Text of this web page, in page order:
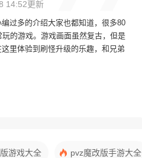
14:52更新
过多的介绍大家也都知道，很多80
的游戏。游戏画面虽然复古，但是
里体验到刷怪升级的乐趣，和兄弟
游戏大全 pvz魔改版手游大全